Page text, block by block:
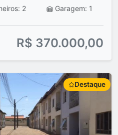
2 Garagem: 1
R$ 370.000,00
Destaque